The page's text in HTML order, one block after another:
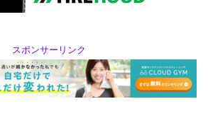
スポンサーリンク